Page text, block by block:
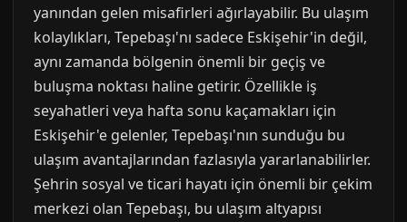
yanından gelen misafirleri ağırlayabilir. Bu ulaşım
kolaylıkları, Tepebaşı'nı sadece Eskişehir'in değil,
aynı zamanda bölgenin önemli bir geçiş ve
buluşma noktası haline getirir. Özellikle iş
seyahatleri veya hafta sonu kaçamakları için
Eskişehir'e gelenler, Tepebaşı'nın sunduğu bu
ulaşım avantajlarından fazlasıyla yararlanabilirler.
Şehrin sosyal ve ticari hayatı için önemli bir çekim
merkezi olan Tepebaşı, bu ulaşım altyapısı